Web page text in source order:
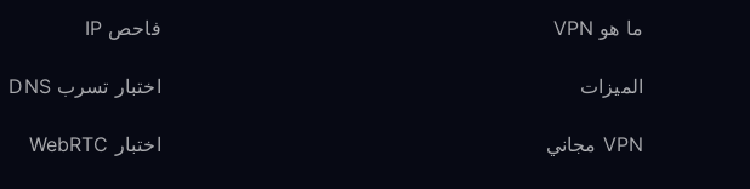
ما هو VPN
الميزات
VPN مجاني
فاحص IP
اختبار تسرب DNS
اختبار WebRTC